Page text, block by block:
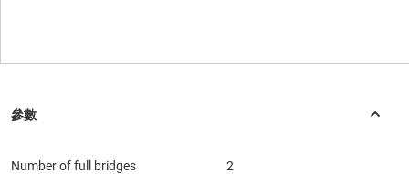
Number of full bridges 2